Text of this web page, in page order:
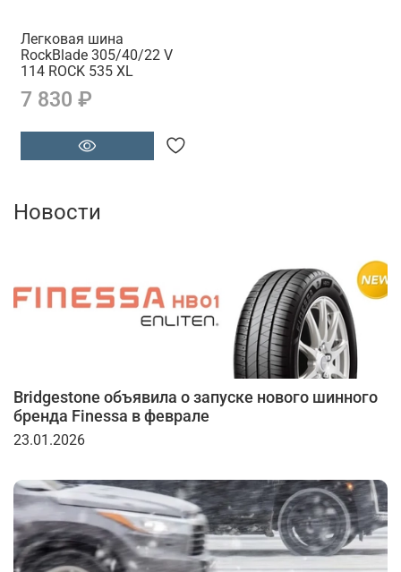
Легковая шина
RockBlade 305/40/22 V
114 ROCK 535 XL
7 830 ₽
Новости
Bridgestone объявила о запуске нового шинного
бренда Finessa в феврале
23.01.2026